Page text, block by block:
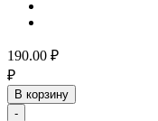
190.00 ₽
₽
В корзину
-